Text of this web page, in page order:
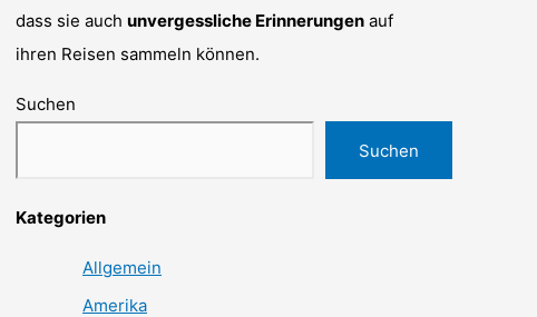
dass sie auch unvergessliche Erinnerungen auf
ihren Reisen sammeln können.
Suchen
Suchen
Kategorien
Allgemein
Amerika